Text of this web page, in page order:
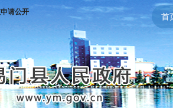
首
请公开